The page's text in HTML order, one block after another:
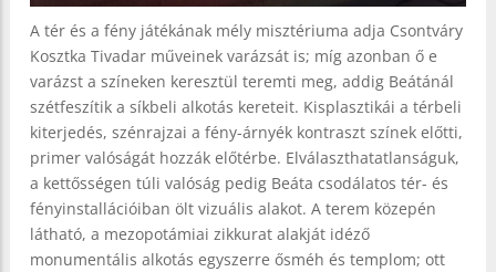
A tér és a fény játékának mély misztériuma adja Csontváry
Kosztka Tivadar műveinek varázsát is; míg azonban ő e
varázst a színeken keresztül teremti meg, addig Beátánál
szétfeszítik a síkbeli alkotás kereteit. Kisplasztikái a térbeli
kiterjedés, szénrajzai a fény-árnyék kontraszt színek előtti,
primer valóságát hozzák előtérbe. Elválaszthatatlanságuk,
a kettősségen túli valóság pedig Beáta csodálatos tér- és
fényinstallációiban ölt vizuális alakot. A terem közepén
látható, a mezopotámiai zikkurat alakját idéző
monumentális alkotás egyszerre ősméh és templom; ott